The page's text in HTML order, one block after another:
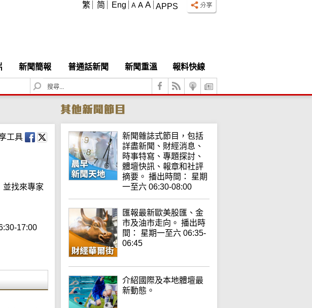
APPS
A A A
繁 简 Eng
新聞簡報 普通話新聞 新聞重溫
報料快線
S
e
c
h
工具
並找來專家
17:00
新聞雜誌式節目，包括
詳盡新聞、財經消息、
時事特寫、專題探討、
體壇快訊、報章和社評
摘要。 播出時間： 星期
一至六 06:30-08:00
匯報最新歐美股匯、金
市及油市走向。 播出時
間： 星期一至六 06:35-
06:45
介紹國際及本地體壇最
新動態。